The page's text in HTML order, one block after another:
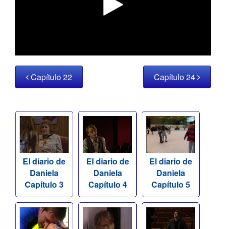
Capítulo 22 Capítulo 24
El diario de
Daniela
Capítulo 3
El diario de
Daniela
Capítulo 4
El diario de
Daniela
Capítulo 5